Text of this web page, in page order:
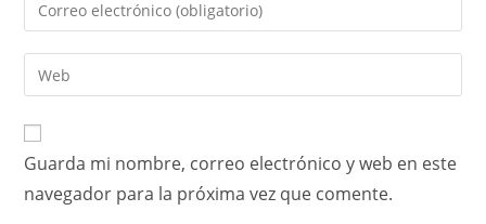
Guarda mi nombre, correo electrónico y web en este
navegador para la próxima vez que comente.